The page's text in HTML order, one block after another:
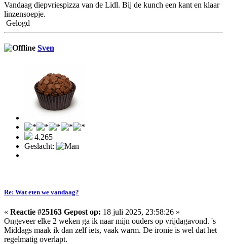
Vandaag diepvriespizza van de Lidl. Bij de kunch een kant en klaar
linzensoepje.
Gelogd
Sven
4.265
Geslacht:
Re: Wat eten we vandaag?
« Reactie #25163 Gepost op: 18 juli 2025, 23:58:26 »
Ongeveer elke 2 weken ga ik naar mijn ouders op vrijdagavond. 's
Middags maak ik dan zelf iets, vaak warm. De ironie is wel dat het
regelmatig overlapt.